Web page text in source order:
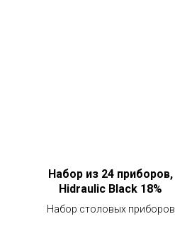
Набор из 24 приборов,
Hidraulic Black 18%
Набор столовых приборов